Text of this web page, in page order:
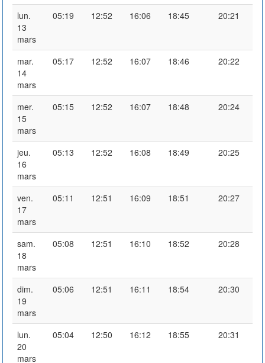
lun.
13
mars
05:19 12:52 16:06 18:45 20:21
mar.
14
mars
05:17 12:52 16:07 18:46 20:22
mer.
15
mars
05:15 12:52 16:07 18:48 20:24
jeu.
16
mars
05:13 12:52 16:08 18:49 20:25
ven.
17
mars
05:11 12:51 16:09 18:51 20:27
sam.
18
mars
05:08 12:51 16:10 18:52 20:28
dim.
19
mars
05:06 12:51 16:11 18:54 20:30
lun.
20
mars
05:04 12:50 16:12 18:55 20:31